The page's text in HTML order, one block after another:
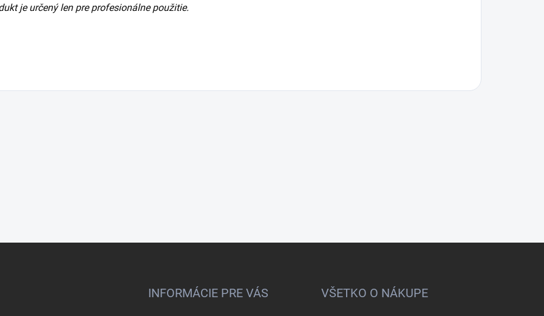
je určený len pre profesionálne použitie.
INFORMÁCIE PRE VÁS VŠETKO O NÁKUPE